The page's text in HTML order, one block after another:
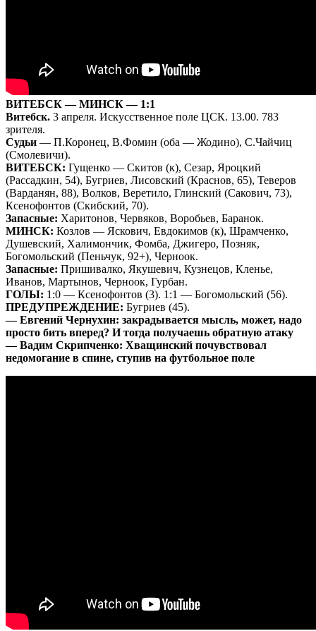
ВИТЕБСК — МИНСК — 1:1
Витебск. 3 апреля. Искусственное поле ЦСК. 13.00. 783
зрителя.
Судьи — П.Коронец, В.Фомин (оба — Жодино), С.Чайчиц
(Смолевичи).
ВИТЕБСК: Гущенко — Скитов (к), Сезар, Яроцкий
(Рассадкин, 54), Бугриев, Лисовский (Краснов, 65), Теверов
(Варданян, 88), Волков, Веретило, Глинский (Сакович, 73),
Ксенофонтов (Скибский, 70).
Запасные: Харитонов, Червяков, Воробьев, Баранок.
МИНСК: Козлов — Яскович, Евдокимов (к), Шрамченко,
Душевский, Халимончик, Фомба, Джигеро, Позняк,
Богомольский (Пеньчук, 92+), Черноок.
Запасные: Пришивалко, Якушевич, Кузнецов, Кленье,
Иванов, Мартынов, Черноок, Гурбан.
ГОЛЫ: 1:0 — Ксенофонтов (3). 1:1 — Богомольский (56).
ПРЕДУПРЕЖДЕНИЕ: Бугриев (45).
— Евгений Чернухин: закрадывается мысль, может, надо
просто бить вперед? И тогда получаешь обратную атаку
— Вадим Скрипченко: Хващинский почувствовал
недомогание в спине, ступив на футбольное поле